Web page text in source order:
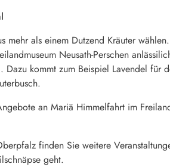
mehr als einem Dutzend Kräuter
Neusath-Perschen
kommt zum Beispiel Lavendel
an Mariä Himmelfahrt im
finden Sie weitere
geht.